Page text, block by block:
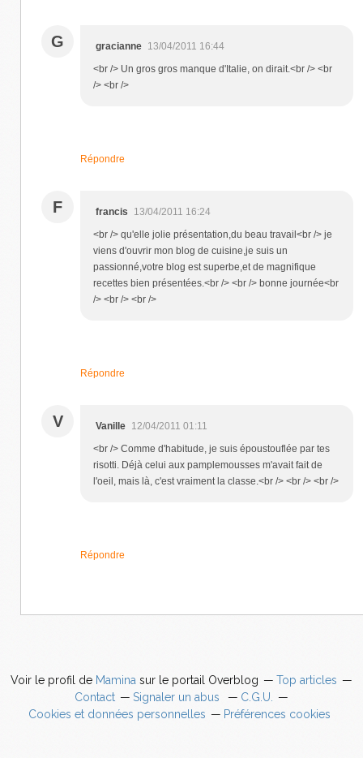
G gracianne 13/04/2011 16:44
<br /> Un gros gros manque d'Italie, on dirait.<br /> <br
/> <br />
Répondre
F francis
13/04/2011 16:24
<br /> qu'elle jolie présentation,du beau travail<br /> je
viens d'ouvrir mon blog de cuisine,je suis un
passionné,votre blog est superbe,et de magnifique
recettes bien présentées.<br /> <br /> bonne journée<br
/> <br /> <br />
Répondre
V Vanille 12/04/2011 01:11
<br /> Comme d'habitude, je suis époustouflée par tes
risotti. Déjà celui aux pamplemousses m'avait fait de
l'oeil, mais là, c'est vraiment la classe.<br /> <br /> <br />
Répondre
Voir le profil de Mamina sur le portail Overblog
Top articles
Contact
Signaler un abus
C.G.U.
Cookies et données personnelles
Préférences cookies